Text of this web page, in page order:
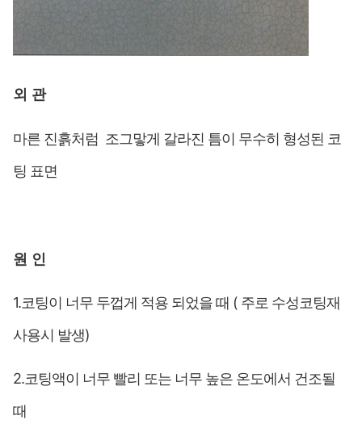
외 관
마른 진흙처럼 조그맣게 갈라진 틈이 무수히 형성된 코
팅 표면
원 인
1.코팅이 너무 두껍게 적용 되었을 때 ( 주로 수성코팅재
사용시 발생)
2.코팅액이 너무 빨리 또는 너무 높은 온도에서 건조될
때